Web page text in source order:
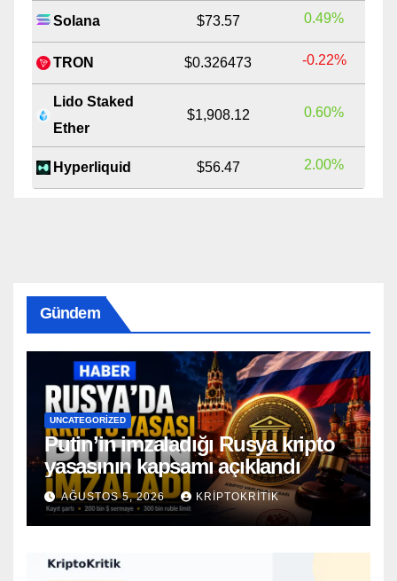
Solana $73.57 0.49%
TRON $0.326473 -0.22%
Lido Staked
Ether
$1,908.12 0.60%
Hyperliquid $56.47 2.00%
Gündem
UNCATEGORIZED
Putin’in imzaladığı Rusya kripto
yasasının kapsamı açıklandı
AĞUSTOS 5, 2026 KRIPTOKRITIK